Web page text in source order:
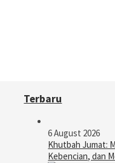
Terbaru
6 August 2026
Khutbah Jumat:
Kebencian, dan